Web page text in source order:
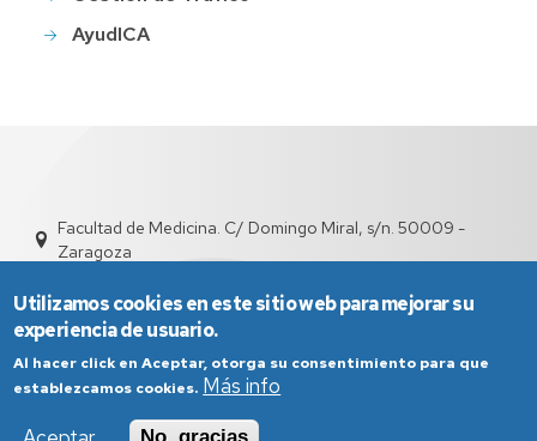
AyudICA
Facultad de Medicina. C/ Domingo Miral, s/n. 50009 -
Zaragoza
Utilizamos cookies en este sitio web para mejorar su
experiencia de usuario.
Al hacer click en Aceptar, otorga su consentimiento para que
establezcamos cookies. Más info